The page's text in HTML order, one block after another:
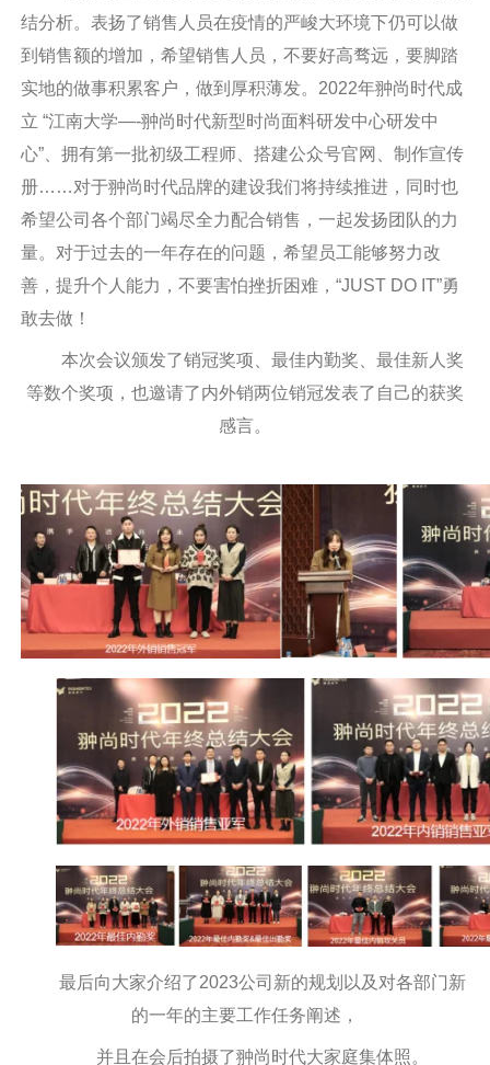
结分析。表扬了销售人员在疫情的严峻大环境下仍可以做
到销售额的增加，希望销售人员，不要好高骛远，要脚踏
实地的做事积累客户，做到厚积薄发。2022年翀尚时代成
立 “江南大学—-翀尚时代新型时尚面料研发中心研发中
心”、拥有第一批初级工程师、搭建公众号官网、制作宣传
册……对于翀尚时代品牌的建设我们将持续推进，同时也
希望公司各个部门竭尽全力配合销售，一起发扬团队的力
量。对于过去的一年存在的问题，希望员工能够努力改
善，提升个人能力，不要害怕挫折困难，“JUST DO IT”勇
敢去做！
本次会议颁发了销冠奖项、最佳内勤奖、最佳新人奖
等数个奖项，也邀请了内外销两位销冠发表了自己的获奖
感言。
最后向大家介绍了2023公司新的规划以及对各部门新
的一年的主要工作任务阐述，
并且在会后拍摄了翀尚时代大家庭集体照。